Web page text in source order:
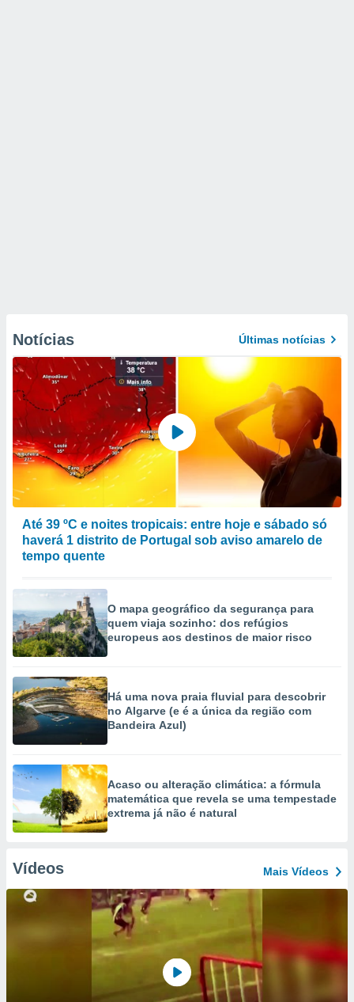
Notícias Últimas notícias
Até 39 ºC e noites tropicais: entre hoje e sábado só
haverá 1 distrito de Portugal sob aviso amarelo de
tempo quente
O mapa geográfico da segurança para
quem viaja sozinho: dos refúgios
europeus aos destinos de maior risco
Há uma nova praia fluvial para descobrir
no Algarve (e é a única da região com
Bandeira Azul)
Acaso ou alteração climática: a fórmula
matemática que revela se uma tempestade
extrema já não é natural
Vídeos Mais Vídeos